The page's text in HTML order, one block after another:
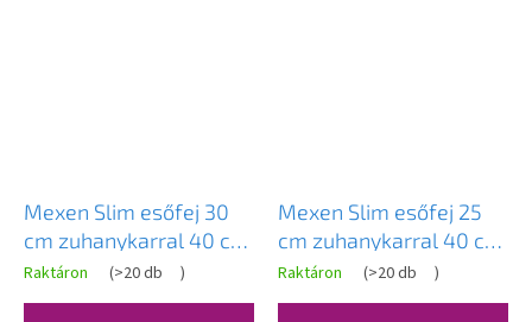
Mexen Slim esőfej 30
cm zuhanykarral 40 cm,
fehér, 79230211-20
Raktáron (>20 db )
Mexen Slim esőfej 25
cm zuhanykarral 40 cm,
króm, 79225211-00
Raktáron (>20 db )